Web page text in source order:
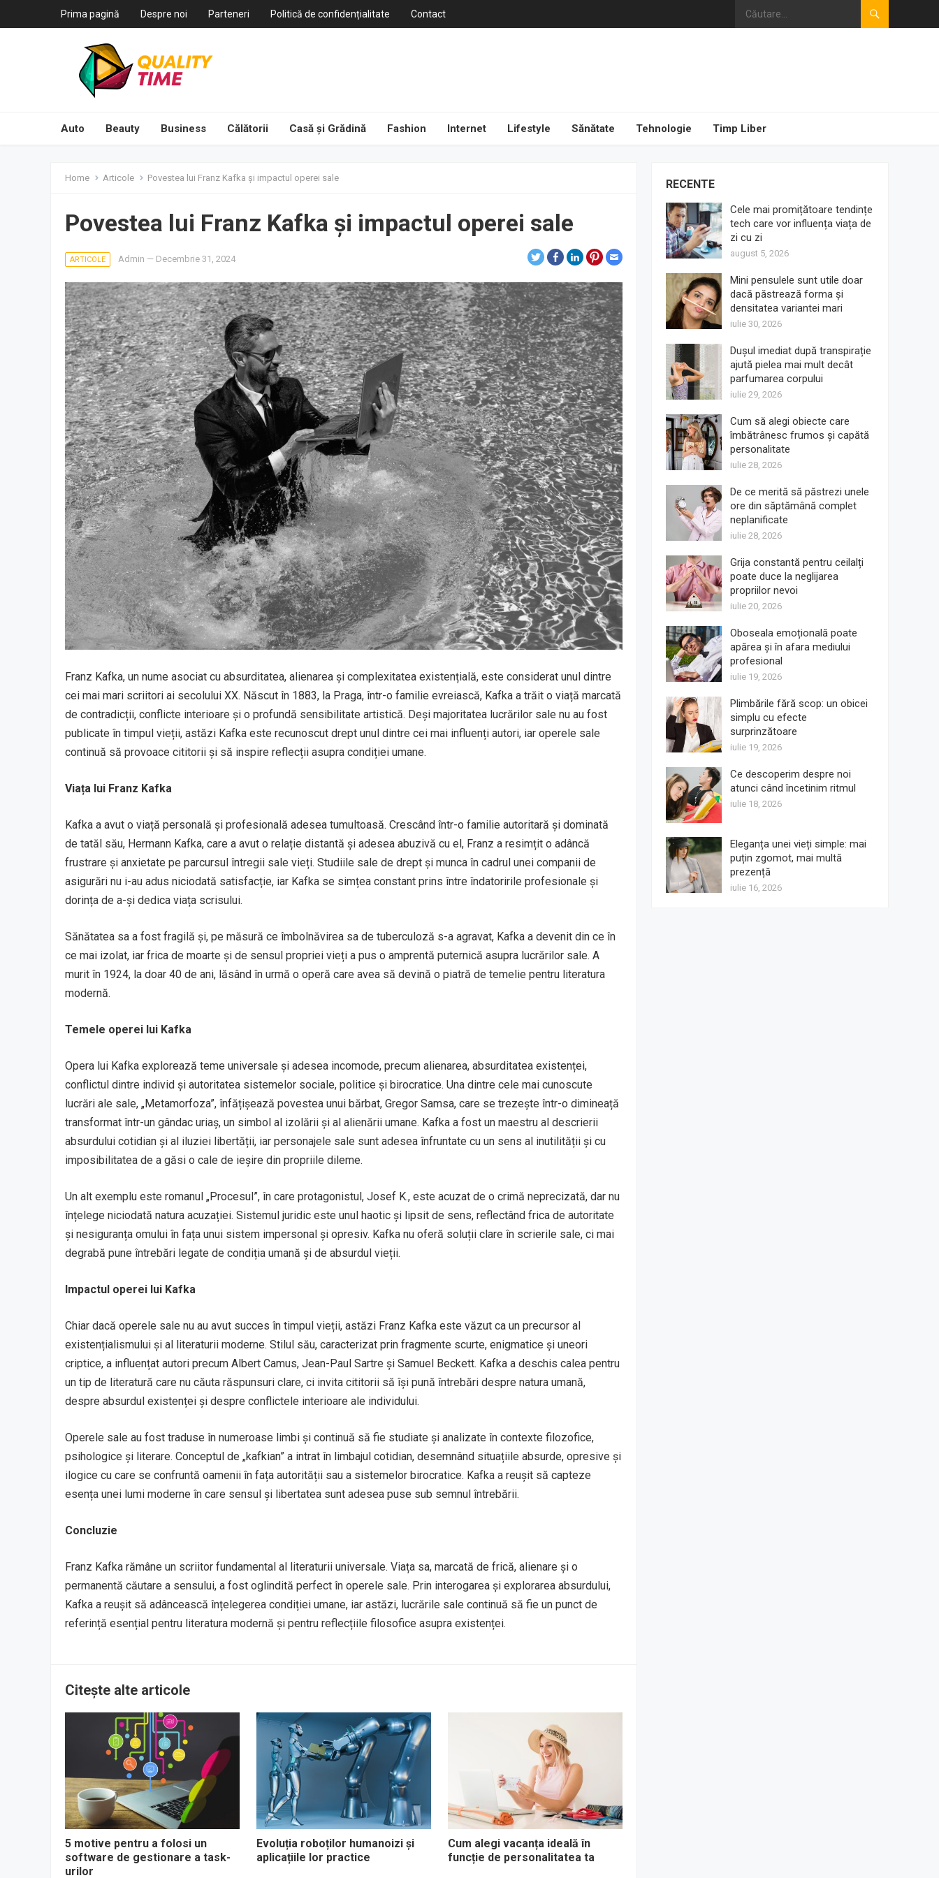
Prima pagină Despre noi Parteneri Politică de confidențialitate Contact
Auto Beauty Business Călătorii Casă și Grădină Fashion Internet Lifestyle Sănătate Tehnologie Timp Liber
Home Articole Povestea lui Franz Kafka și impactul operei sale
Povestea lui Franz Kafka și impactul operei sale
ARTICOLE Admin — Decembrie 31, 2024
Franz Kafka, un nume asociat cu absurditatea, alienarea și complexitatea existențială, este considerat unul dintre
cei mai mari scriitori ai secolului XX. Născut în 1883, la Praga, într-o familie evreiască, Kafka a trăit o viață marcată
de contradicții, conflicte interioare și o profundă sensibilitate artistică. Deși majoritatea lucrărilor sale nu au fost
publicate în timpul vieții, astăzi Kafka este recunoscut drept unul dintre cei mai influenți autori, iar operele sale
continuă să provoace cititorii și să inspire reflecții asupra condiției umane.
Viața lui Franz Kafka
Kafka a avut o viață personală și profesională adesea tumultoasă. Crescând într-o familie autoritară și dominată
de tatăl său, Hermann Kafka, care a avut o relație distantă și adesea abuzivă cu el, Franz a resimțit o adâncă
frustrare și anxietate pe parcursul întregii sale vieți. Studiile sale de drept și munca în cadrul unei companii de
asigurări nu i-au adus niciodată satisfacție, iar Kafka se simțea constant prins între îndatoririle profesionale și
dorința de a-și dedica viața scrisului.
Sănătatea sa a fost fragilă și, pe măsură ce îmbolnăvirea sa de tuberculoză s-a agravat, Kafka a devenit din ce în
ce mai izolat, iar frica de moarte și de sensul propriei vieți a pus o amprentă puternică asupra lucrărilor sale. A
murit în 1924, la doar 40 de ani, lăsând în urmă o operă care avea să devină o piatră de temelie pentru literatura
modernă.
Temele operei lui Kafka
Opera lui Kafka explorează teme universale și adesea incomode, precum alienarea, absurditatea existenței,
conflictul dintre individ și autoritatea sistemelor sociale, politice și birocratice. Una dintre cele mai cunoscute
lucrări ale sale, „Metamorfoza”, înfățișează povestea unui bărbat, Gregor Samsa, care se trezește într-o dimineață
transformat într-un gândac uriaș, un simbol al izolării și al alienării umane. Kafka a fost un maestru al descrierii
absurdului cotidian și al iluziei libertății, iar personajele sale sunt adesea înfruntate cu un sens al inutilității și cu
imposibilitatea de a găsi o cale de ieșire din propriile dileme.
Un alt exemplu este romanul „Procesul”, în care protagonistul, Josef K., este acuzat de o crimă neprecizată, dar nu
înțelege niciodată natura acuzației. Sistemul juridic este unul haotic și lipsit de sens, reflectând frica de autoritate
și nesiguranța omului în fața unui sistem impersonal și opresiv. Kafka nu oferă soluții clare în scrierile sale, ci mai
degrabă pune întrebări legate de condiția umană și de absurdul vieții.
Impactul operei lui Kafka
Chiar dacă operele sale nu au avut succes în timpul vieții, astăzi Franz Kafka este văzut ca un precursor al
existențialismului și al literaturii moderne. Stilul său, caracterizat prin fragmente scurte, enigmatice și uneori
criptice, a influențat autori precum Albert Camus, Jean-Paul Sartre și Samuel Beckett. Kafka a deschis calea pentru
un tip de literatură care nu căuta răspunsuri clare, ci invita cititorii să își pună întrebări despre natura umană,
despre absurdul existenței și despre conflictele interioare ale individului.
Operele sale au fost traduse în numeroase limbi și continuă să fie studiate și analizate în contexte filozofice,
psihologice și literare. Conceptul de „kafkian” a intrat în limbajul cotidian, desemnând situațiile absurde, opresive și
ilogice cu care se confruntă oamenii în fața autorității sau a sistemelor birocratice. Kafka a reușit să capteze
esența unei lumi moderne în care sensul și libertatea sunt adesea puse sub semnul întrebării.
Concluzie
Franz Kafka rămâne un scriitor fundamental al literaturii universale. Viața sa, marcată de frică, alienare și o
permanentă căutare a sensului, a fost oglindită perfect în operele sale. Prin interogarea și explorarea absurdului,
Kafka a reușit să adâncească înțelegerea condiției umane, iar astăzi, lucrările sale continuă să fie un punct de
referință esențial pentru literatura modernă și pentru reflecțiile filosofice asupra existenței.
Citește alte articole
5 motive pentru a folosi un
software de gestionare a task-
urilor
Evoluția roboților humanoizi și
aplicațiile lor practice
Cum alegi vacanța ideală în
funcție de personalitatea ta
RECENTE
Cele mai promițătoare tendințe
tech care vor influența viața de
zi cu zi
august 5, 2026
Mini pensulele sunt utile doar
dacă păstrează forma și
densitatea variantei mari
iulie 30, 2026
Dușul imediat după transpirație
ajută pielea mai mult decât
parfumarea corpului
iulie 29, 2026
Cum să alegi obiecte care
îmbătrânesc frumos și capătă
personalitate
iulie 28, 2026
De ce merită să păstrezi unele
ore din săptămână complet
neplanificate
iulie 28, 2026
Grija constantă pentru ceilalți
poate duce la neglijarea
propriilor nevoi
iulie 20, 2026
Oboseala emoțională poate
apărea și în afara mediului
profesional
iulie 19, 2026
Plimbările fără scop: un obicei
simplu cu efecte
surprinzătoare
iulie 19, 2026
Ce descoperim despre noi
atunci când încetinim ritmul
iulie 18, 2026
Eleganța unei vieți simple: mai
puțin zgomot, mai multă
prezență
iulie 16, 2026